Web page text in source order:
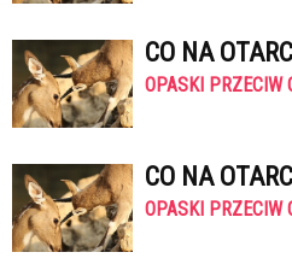
CO NA
OPASKI PRZECIW
CO NA
OPASKI PRZECIW